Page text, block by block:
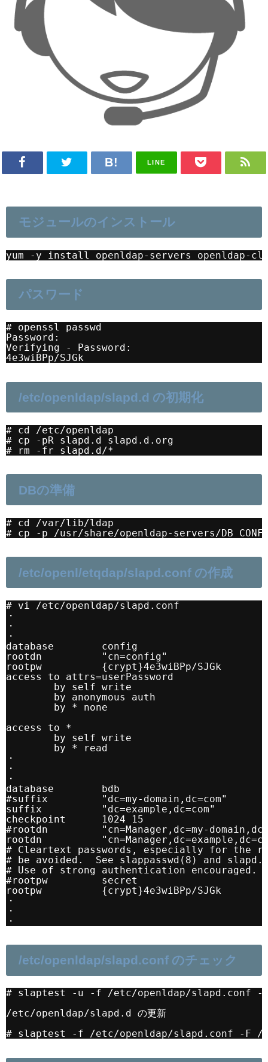
LINE
モジュールのインストール
yum -y install openldap-servers openldap-
パスワード
# openssl passwd
Password:
Verifying - Password:
4e3wiBPp/SJGk
/etc/openldap/slapd.d の初期化
# cd /etc/openldap
# cp -pR slapd.d slapd.d.org
# rm -fr slapd.d/*
DBの準備
# cd /var/lib/ldap
# cp -p /usr/share/openldap-servers/
/etc/openl/etqdap/slapd.conf の作成
# vi /etc/openldap/slapd.conf
・
・
・
database        config
rootdn          "cn=config"
rootpw          {crypt}4e3wiBPp/SJGk
access to attrs=userPassword
by self write
by anonymous auth
by * none
access to *
by self write
by * read
・
・
・
database        bdb
#suffix         "dc=my-domain,dc=com"
suffix          "dc=example,dc=com"
checkpoint      1024 15
#rootdn         "cn=Manager,dc=my-
rootdn
# Cleartext passwords, especially for the
# be avoided.  See slappasswd(8) and
# Use of strong authentication encouraged.
#rootpw         secret
rootpw          {crypt}4e3wiBPp/SJGk
・
・
・
/etc/openldap/slapd.conf のチェック
# slaptest -u -f /etc/openldap/slapd.conf -
/etc/openldap/slapd.d の更新
# slaptest -f /etc/openldap/slapd.conf -F /